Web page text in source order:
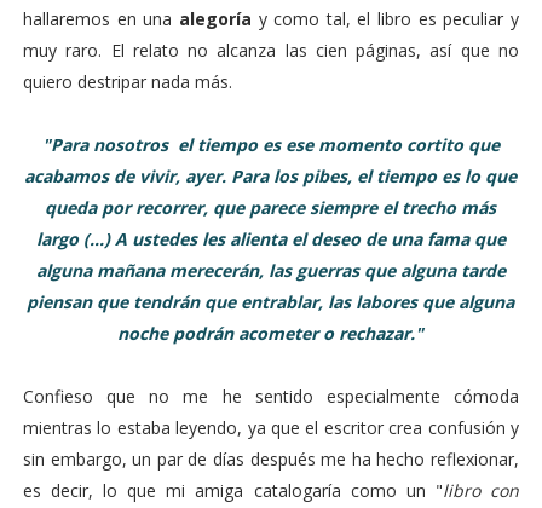
hallaremos en una alegoría y como tal, el libro es peculiar y
muy raro. El relato no alcanza las cien páginas, así que no
quiero destripar nada más.
"Para nosotros el tiempo es ese momento cortito que
acabamos de vivir, ayer. Para los pibes, el tiempo es lo que
queda por recorrer, que parece siempre el trecho más
largo (...) A ustedes les alienta el deseo de una fama que
alguna mañana merecerán, las guerras que alguna tarde
piensan que tendrán que entrablar, las labores que alguna
noche podrán acometer o rechazar."
Confieso que no me he sentido especialmente cómoda
mientras lo estaba leyendo, ya que el escritor crea confusión y
sin embargo, un par de días después me ha hecho reflexionar,
es decir, lo que mi amiga catalogaría como un "libro con